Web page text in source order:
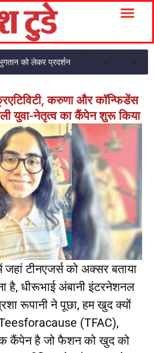
को लेकर प्रदर्शन
करुणा और कॉन्फिडेंस
युवा-नेतृत्व का कैंपेन शुरू किया
जहां टीनएजर्स को अक्सर बताया
है, धीरूभाई अंबानी इंटरनेशनल
रूपानी ने पूछा, हम खुद क्यों
(TFAC),
कैंपेन है जो फैशन को खुद को